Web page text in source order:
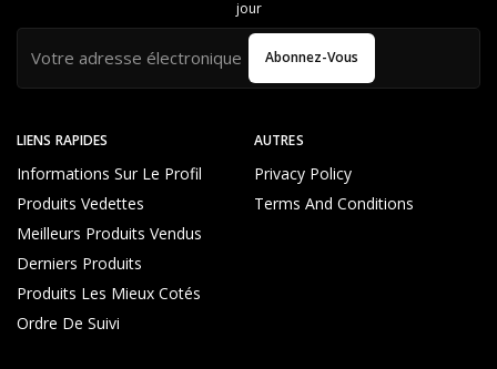
LIENS RAPIDES
Informations Sur Le Profil
Produits Vedettes
Meilleurs Produits Vendus
Derniers Produits
Produits Les Mieux Cotés
Ordre De Suivi
AUTRES
Privacy Policy
Terms And Conditions
jour
Abonnez-Vous